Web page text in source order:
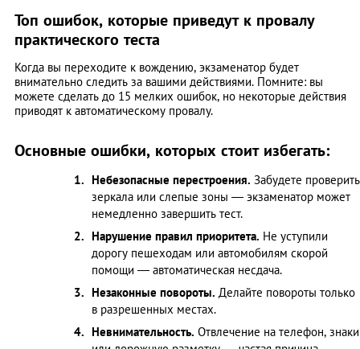
Топ ошибок, которые приведут к провалу
практического теста
Когда вы переходите к вождению, экзаменатор будет
внимательно следить за вашими действиями. Помните: вы
можете сделать до 15 мелких ошибок, но некоторые действия
приводят к автоматическому провалу.
Основные ошибки, которых стоит избегать:
Небезопасные перестроения. Забудете проверить
зеркала или слепые зоны — экзаменатор может
немедленно завершить тест.
Нарушение правил приоритета. Не уступили
дорогу пешеходам или автомобилям скорой
помощи — автоматическая несдача.
Незаконные повороты. Делайте повороты только
в разрешенных местах.
Невнимательность. Отвлечение на телефон, знаки